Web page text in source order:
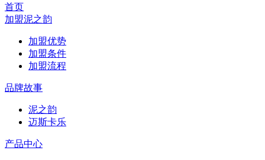
首页
加盟泥之韵
加盟优势
加盟条件
加盟流程
品牌故事
泥之韵
迈斯卡乐
产品中心